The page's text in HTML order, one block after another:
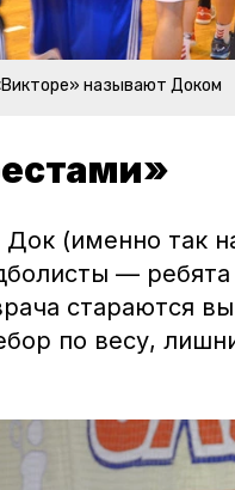
называют Доком
(именно так
—
стараются
по весу,